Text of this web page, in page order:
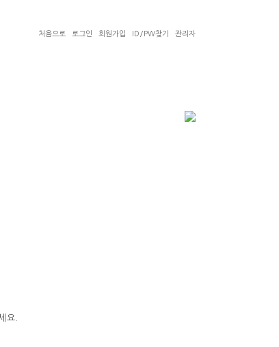
처음으로 로그인 회원가입 ID/PW찾기 관리자
요.